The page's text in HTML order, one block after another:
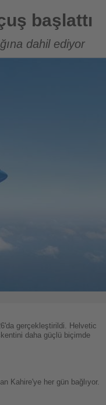
başlattı
dahil ediyor
gerçekleştirildi. Helvetic
daha güçlü biçimde
Kahire'ye her gün bağlıyor.